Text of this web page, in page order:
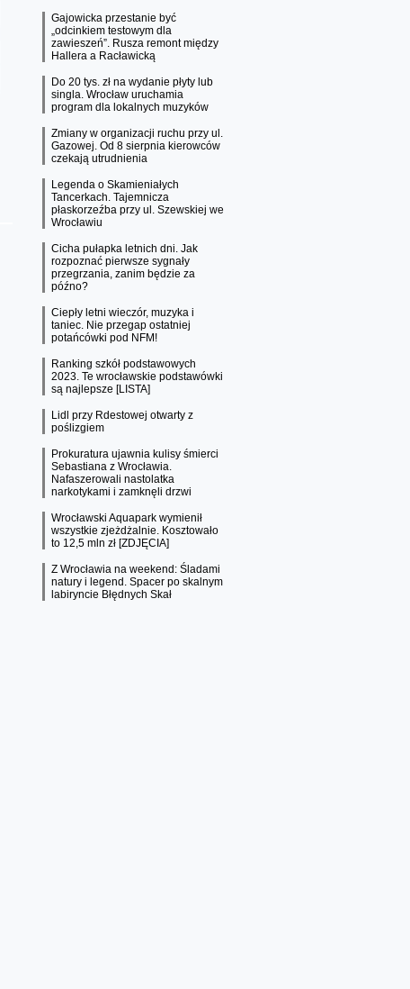
Gajowicka przestanie być
„odcinkiem testowym dla
zawieszeń”. Rusza remont między
Hallera a Racławicką
Do 20 tys. zł na wydanie płyty lub
singla. Wrocław uruchamia
program dla lokalnych muzyków
Zmiany w organizacji ruchu przy ul.
Gazowej. Od 8 sierpnia kierowców
czekają utrudnienia
Legenda o Skamieniałych
Tancerkach. Tajemnicza
płaskorzeźba przy ul. Szewskiej we
Wrocławiu
Cicha pułapka letnich dni. Jak
rozpoznać pierwsze sygnały
przegrzania, zanim będzie za
późno?
Ciepły letni wieczór, muzyka i
taniec. Nie przegap ostatniej
potańcówki pod NFM!
Ranking szkół podstawowych
2023. Te wrocławskie podstawówki
są najlepsze [LISTA]
Lidl przy Rdestowej otwarty z
poślizgiem
Prokuratura ujawnia kulisy śmierci
Sebastiana z Wrocławia.
Nafaszerowali nastolatka
narkotykami i zamknęli drzwi
Wrocławski Aquapark wymienił
wszystkie zjeżdżalnie. Kosztowało
to 12,5 mln zł [ZDJĘCIA]
Z Wrocławia na weekend: Śladami
natury i legend. Spacer po skalnym
labiryncie Błędnych Skał